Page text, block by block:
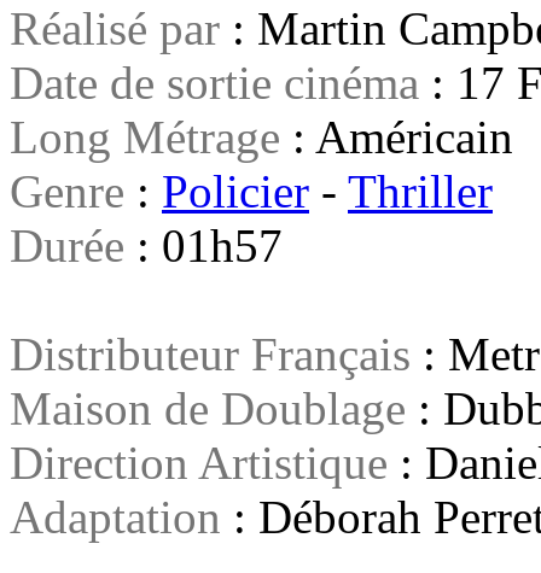
Réalisé par : Martin
Date de sortie cinéma : 17
Long Métrage : Américain
Genre : Policier - Thriller
Durée : 01h57
Distributeur Français :
Maison de Doublage :
Direction Artistique :
Adaptation : Déborah